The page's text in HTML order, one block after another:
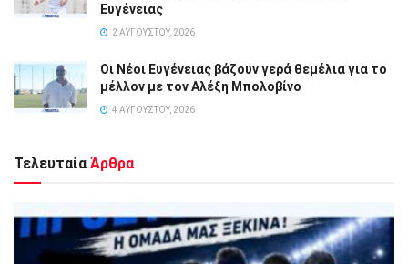
Ευγένειας
2 ΑΥΓΟΎΣΤΟΥ, 2026
Οι Νέοι Ευγένειας βάζουν γερά θεμέλια για το
μέλλον με τον Αλέξη Μπολοβίνο
4 ΑΥΓΟΎΣΤΟΥ, 2026
Τελευταία Άρθρα